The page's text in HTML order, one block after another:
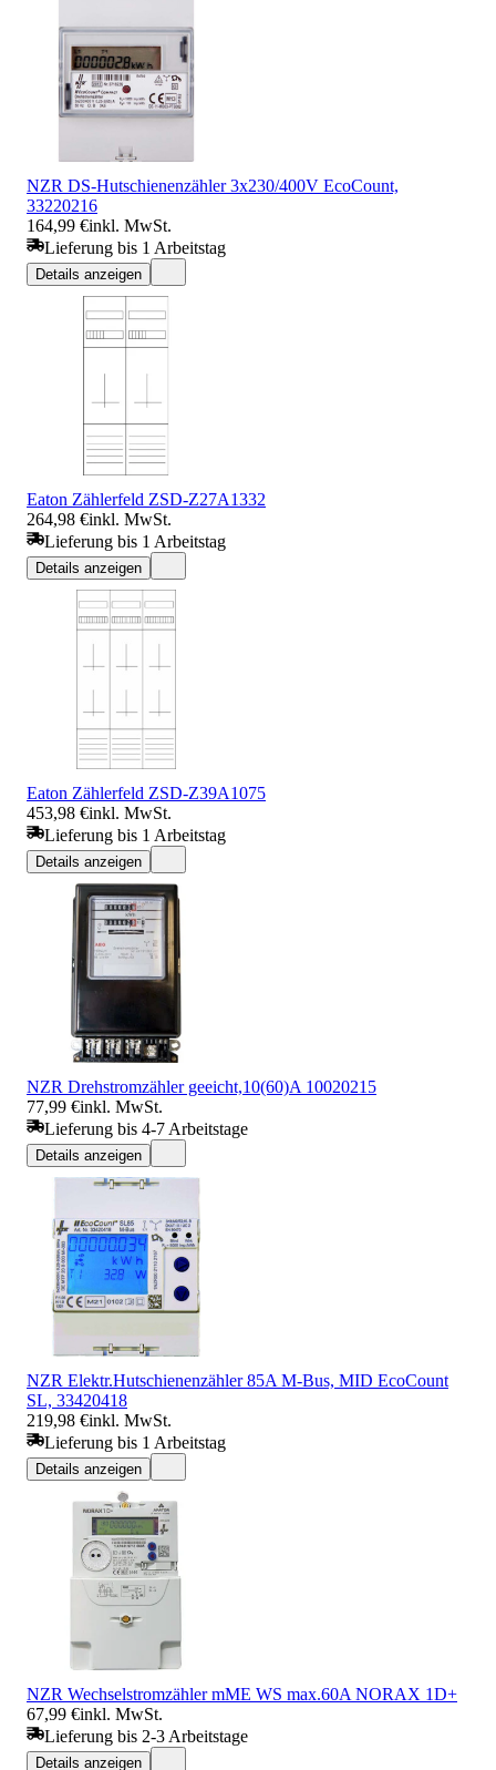
NZR DS-Hutschienenzähler 3x230/400V EcoCount,
33220216
164,99 €inkl. MwSt.
Lieferung bis 1 Arbeitstag
Details anzeigen
Eaton Zählerfeld ZSD-Z27A1332
264,98 €inkl. MwSt.
Lieferung bis 1 Arbeitstag
Details anzeigen
Eaton Zählerfeld ZSD-Z39A1075
453,98 €inkl. MwSt.
Lieferung bis 1 Arbeitstag
Details anzeigen
NZR Drehstromzähler geeicht,10(60)A 10020215
77,99 €inkl. MwSt.
Lieferung bis 4-7 Arbeitstage
Details anzeigen
NZR Elektr.Hutschienenzähler 85A M-Bus, MID EcoCount
SL, 33420418
219,98 €inkl. MwSt.
Lieferung bis 1 Arbeitstag
Details anzeigen
NZR Wechselstromzähler mME WS max.60A NORAX 1D+
67,99 €inkl. MwSt.
Lieferung bis 2-3 Arbeitstage
Details anzeigen